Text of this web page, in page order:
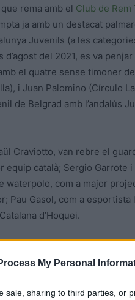
My Personal
sale, sharing to third parties, or
rema amb el Club de Rem
ja amb un destacat
Juvenils (a les
d’agost del 2021, es va
el quatre sense timoner
i Juan Palomino (Círculo
de Belgrad amb l’andalús
Craviotto, van rebre el
equip català; Sergio Garrote i
waterpolo, com a major
Pau Gasol, com a esportista
d’Hoquei.
TV3, va estar conduïda per
de música català creat el